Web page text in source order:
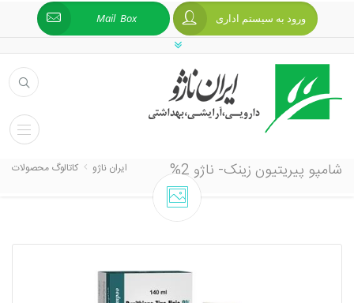
Mail Box ورود به سیستم اداری
شامپو پیریتیون زینک- ناژو 2% ایران ناژو کاتالوگ محصولات